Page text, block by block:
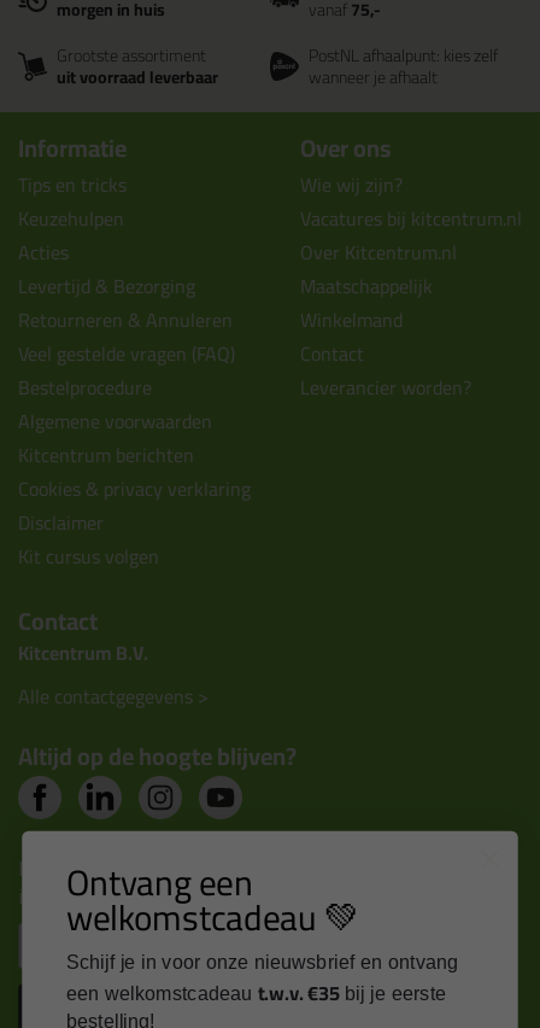
morgen in huis vanaf75,-
Grootste assortiment
uit voorraad leverbaar
PostNL afhaalpunt: kies zelf
wanneer je afhaalt
Informatie
Tips en tricks
Keuzehulpen
Acties
Levertijd & Bezorging
Retourneren & Annuleren
Veel gestelde vragen (FAQ)
Bestelprocedure
Algemene voorwaarden
Kitcentrum berichten
Cookies & privacy verklaring
Disclaimer
Kit cursus volgen
Over ons
Wie wij zijn?
Vacatures bij kitcentrum.nl
Over Kitcentrum.nl
Maatschappelijk
Winkelmand
Contact
Leverancier worden?
Contact
Kitcentrum B.V.
Alle contactgegevens >
Altijd op de hoogte blijven?
Nieuws, tips en exclusieve deals rechtstreeks in je
inbox
Inschrijven
Ontvang een
welkomstcadeau 💚
Schijf je in voor onze nieuwsbrief en ontvang
een welkomstcadeau t.w.v. €35 bij je eerste
bestelling!